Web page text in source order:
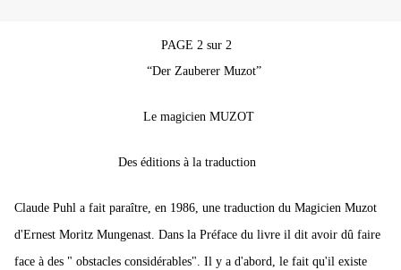
PAGE 2 sur 2
“Der Zauberer Muzot”
Le magicien MUZOT
Des éditions à la traduction
Claude Puhl a fait paraître, en 1986, une traduction du Magicien Muzot
d'Ernest Moritz Mungenast. Dans la Préface du livre il dit avoir dû faire
face à des " obstacles considérables". Il y a d'abord, le fait qu'il existe